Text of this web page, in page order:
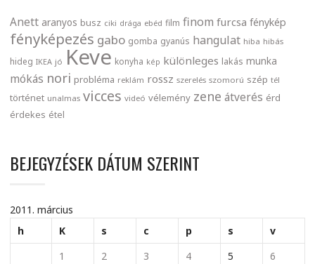
Anett aranyos busz ciki drága ebéd film finom furcsa fénykép
fényképezés gabo gomba gyanús hangulat hiba hibás
hideg IKEA jó Keve konyha kép különleges lakás munka
mókás nori probléma reklám rossz szerelés szomorú szép tél
történet unalmas vicces videó vélemény zene átverés érd
érdekes étel
BEJEGYZÉSEK DÁTUM SZERINT
2011. március
h
K s c p s
v
1
2 3 4 5
6